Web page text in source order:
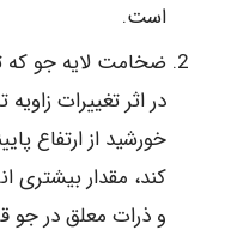
است.
ضخامت لایه جو که
در اثر تغییرات
خورشید از ارتفاع
کند، مقدار بیشتری
و ذرات معلق در جو